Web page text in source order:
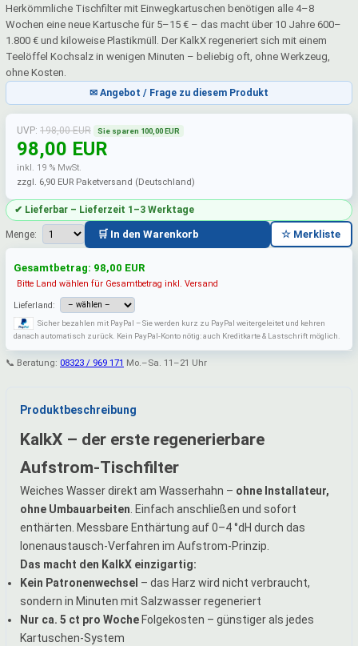
Herkömmliche Tischfilter mit Einwegkartuschen benötigen alle 4–8
Wochen eine neue Kartusche für 5–15 € – das macht über 10 Jahre 600–
1.800 € und kiloweise Plastikmüll. Der KalkX regeneriert sich mit einem
Teelöffel Kochsalz in wenigen Minuten – beliebig oft, ohne Werkzeug,
ohne Kosten.
✉ Angebot / Frage zu diesem Produkt
UVP: 198,00 EUR Sie sparen 100,00 EUR
98,00 EUR
inkl. 19 % MwSt.
zzgl. 6,90 EUR Paketversand (Deutschland)
✔ Lieferbar – Lieferzeit 1–3 Werktage
Menge: 🛒 In den Warenkorb ☆ Merkliste
Gesamtbetrag: 98,00 EUR
Bitte Land wählen für Gesamtbetrag inkl. Versand
Lieferland:
Sicher bezahlen mit PayPal – Sie werden kurz zu PayPal weitergeleitet und kehren
danach automatisch zurück. Kein PayPal-Konto nötig: auch Kreditkarte & Lastschrift möglich.
📞 Beratung: 08323 / 969 171 Mo.–Sa. 11–21 Uhr
Produktbeschreibung
KalkX – der erste regenerierbare
Aufstrom-Tischfilter
Weiches Wasser direkt am Wasserhahn – ohne Installateur,
ohne Umbauarbeiten. Einfach anschließen und sofort
enthärten. Messbare Enthärtung auf 0–4 °dH durch das
Ionenaustausch-Verfahren im Aufstrom-Prinzip.
Das macht den KalkX einzigartig:
Kein Patronenwechsel – das Harz wird nicht verbraucht,
sondern in Minuten mit Salzwasser regeneriert
Nur ca. 5 ct pro WocheFolgekosten – günstiger als jedes
Kartuschen-System